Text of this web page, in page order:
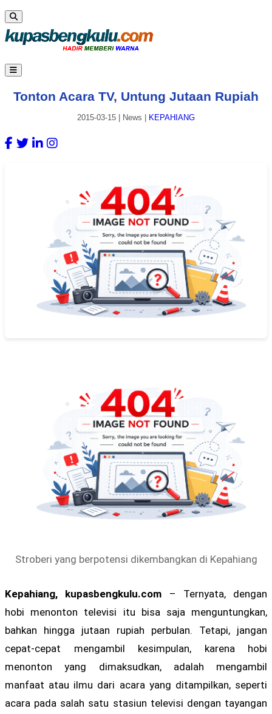
Tonton Acara TV, Untung Jutaan Rupiah
2015-03-15 News KEPAHIANG
Stroberi yang berpotensi dikembangkan di Kepahiang
Kepahiang, kupasbengkulu.com – Ternyata, dengan
hobi menonton televisi itu bisa saja menguntungkan,
bahkan hingga jutaan rupiah perbulan. Tetapi, jangan
cepat-cepat mengambil kesimpulan, karena hobi
menonton yang dimaksudkan, adalah mengambil
manfaat atau ilmu dari acara yang ditampilkan, seperti
acara pada salah satu stasiun televisi dengan tayangan